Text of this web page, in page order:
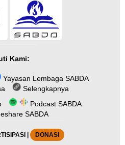
Kami:
Yayasan Lembaga SABDA
Selengkapnya
Podcast SABDA
SABDA
DONASI